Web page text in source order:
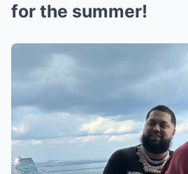
for the summer!